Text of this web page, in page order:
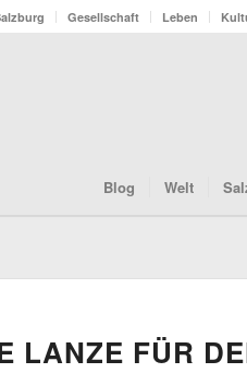
Gesellschaft Leben
Blog Welt
LANZE FÜR